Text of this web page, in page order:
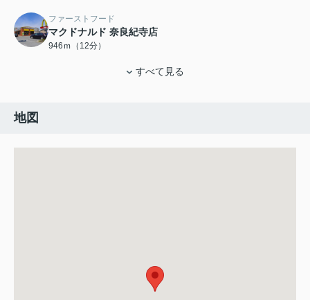
ファーストフード
マクドナルド 奈良紀寺店
946ｍ（12分）
すべて見る
地図